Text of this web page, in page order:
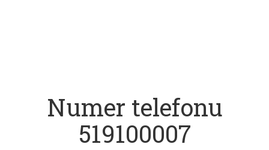
Numer telefonu
519100007